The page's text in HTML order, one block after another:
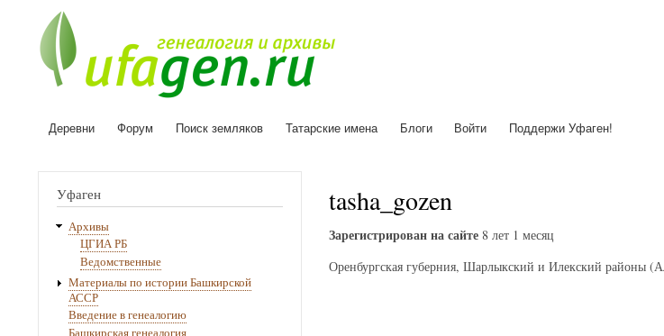
Основная
Деревни Форум Поиск земляков Татарские имена Блоги Войти Поддержи Уфаген!
tasha_gozen
Зарегистрирован на сайте8 лет 1 месяц
Оренбургская губерния, Шарлыкский и Илекский районы
Уфаген
Архивы
ЦГИА РБ
Ведомственные
Материалы по истории Башкирской
АССР
Введение в генеалогию
Башкирская генеалогия